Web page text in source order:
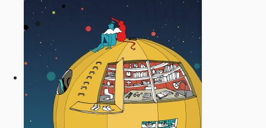
più
varianti.
Le
opzioni
possono
essere
scelte